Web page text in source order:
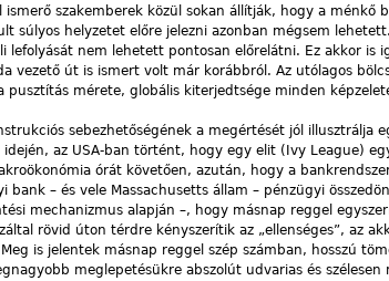
szakemberek közül sokan állítják, hogy a ménkő
súlyos helyzetet előre jelezni azonban mégsem
lefolyását nem lehetett pontosan előrelátni. Ez akkor is
vezető út is ismert volt már korábbról. Az utólagos
pusztítás mérete, globális kiterjedtsége minden
sebezhetőségének a megértését jól illusztrálja
az USA-ban történt, hogy egy elit (Ivy League)
órát követően, azután, hogy a
bank – és vele Massachusetts állam – pénzügyi
mechanizmus alapján –, hogy másnap reggel
rövid úton térdre kényszerítik az „ellenséges”, az
is jelentek másnap reggel szép számban, hosszú
meglepetésükre abszolút udvarias és szélesen